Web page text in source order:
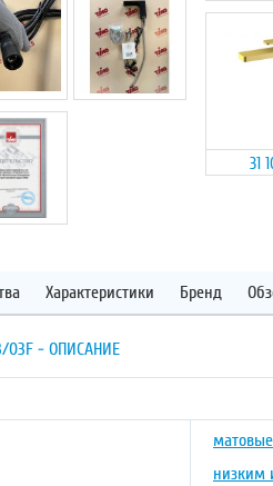
31
Характеристики Бренд
03F - ОПИСАНИЕ
матовые
низким